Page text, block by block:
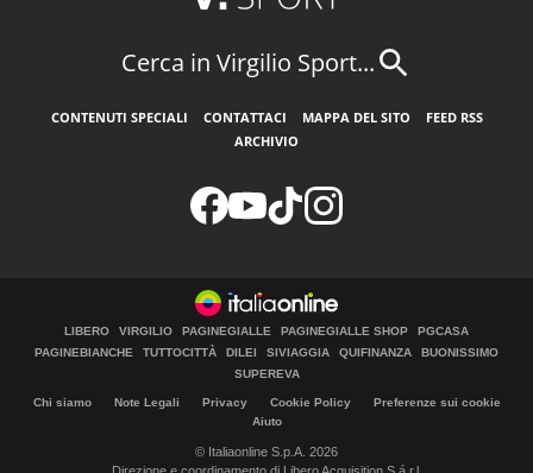
Cerca in Virgilio Sport...
CONTENUTI SPECIALI CONTATTACI MAPPA DEL SITO
FEED RSS
ARCHIVIO
LIBERO VIRGILIO PAGINEGIALLE PAGINEGIALLE SHOP
PGCASA
PAGINEBIANCHE
TUTTOCITTÀ DILEI SIVIAGGIA QUIFINANZA
BUONISSIMO
SUPEREVA
Chi siamo Note Legali Privacy Cookie Policy
Preferenze sui cookie
Aiuto
© Italiaonline S.p.A. 2026